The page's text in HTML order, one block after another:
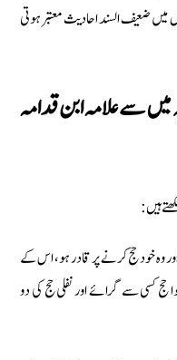
ضعیف السند احادیث معتبر ہوتی
سے علامہ ابن قدامہ
وہ خود حج کرنے پر قادر ہو، اس کے
حج کسی سے گرائے اور نفلی حج کی دو